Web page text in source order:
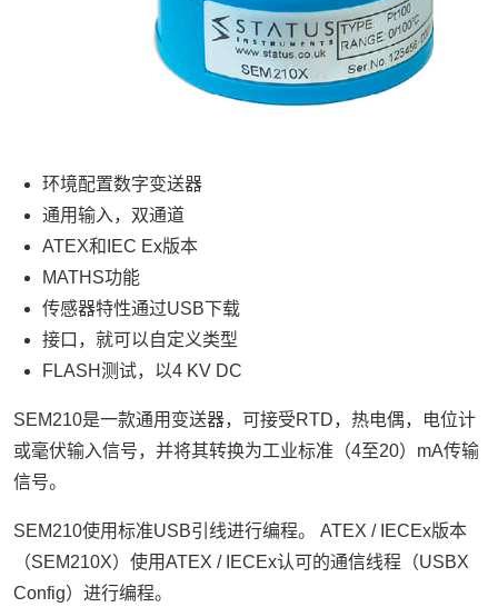
环境配置数字变送器
通用输入，双通道
ATEX和 IEC Ex版本
MATHS功能
传感器特性通过USB下载
接口，就可以自定义类型
FLASH测试，以4 KV DC
SEM210是一款通用变送器，可接受RTD，热电偶，电位计
或毫伏输入信号，并将其转换为工业标准（4至20） mA传输
信号。
SEM210使用标准USB引线进行编程。 ATEX / IECEx版本
（SEM210X）使用ATEX / IECEx认可的通信线程（USBX
Config）进行编程。